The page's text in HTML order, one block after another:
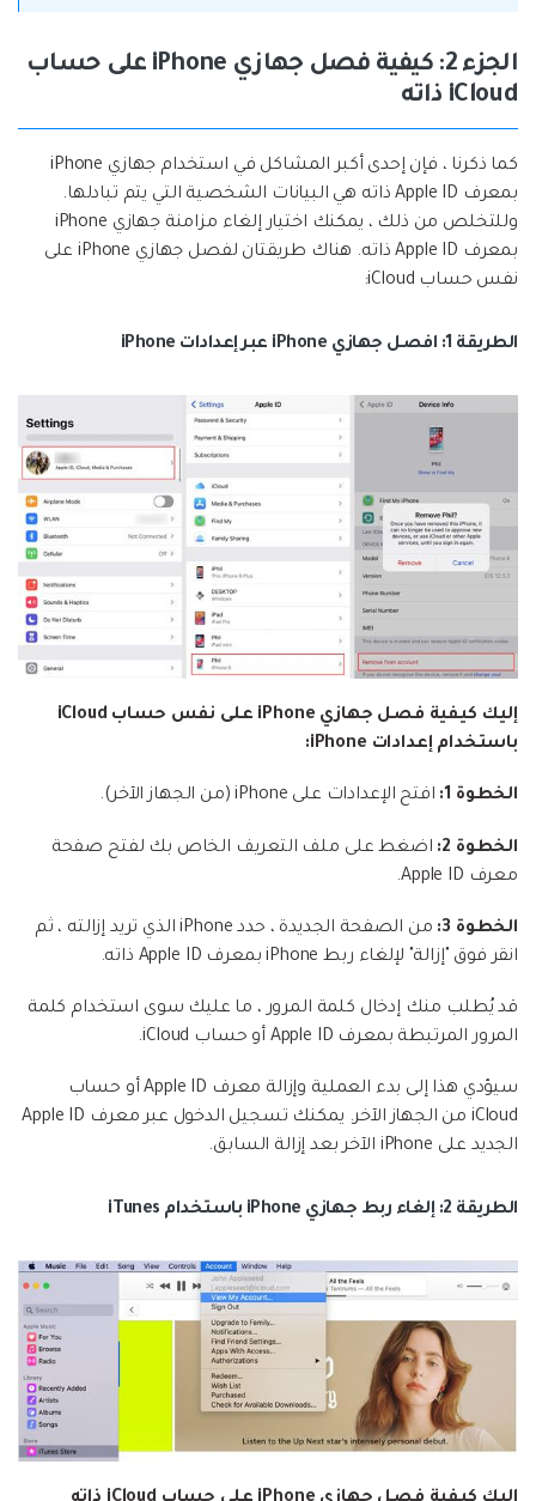
الجزء 2: كيفية فصل جهازي iPhone على حساب
iCloud ذاته
كما ذكرنا ، فإن إحدى أكبر المشاكل في استخدام جهازي iPhone
بمعرف Apple ID ذاته هي البيانات الشخصية التي يتم تبادلها.
وللتخلص من ذلك ، يمكنك اختيار إلغاء مزامنة جهازي iPhone
بمعرف Apple ID ذاته. هناك طريقتان لفصل جهازي iPhone على
نفس حساب iCloud:
الطريقة 1: افصل جهازي iPhone عبر إعدادات iPhone
إليك كيفية فصل جهازي iPhone على نفس حساب iCloud
باستخدام إعدادات iPhone:
الخطوة 1: افتح الإعدادات على iPhone (من الجهاز الآخر).
الخطوة 2:
اضغط على ملف التعريف الخاص بك لفتح صفحة
معرف Apple ID.
الخطوة 3:
من الصفحة الجديدة ، حدد iPhone الذي تريد إزالته ، ثم
انقر فوق "إزالة" لإلغاء ربط iPhone بمعرف Apple ID ذاته.
قد يُطلب منك إدخال كلمة المرور ، ما عليك سوى استخدام كلمة
المرور المرتبطة بمعرف Apple ID أو حساب iCloud.
سيؤدي هذا إلى بدء العملية وإزالة معرف Apple ID أو حساب
iCloud من الجهاز الآخر. يمكنك تسجيل الدخول عبر معرف Apple ID
الجديد على iPhone الآخر بعد إزالة السابق.
الطريقة 2: إلغاء ربط جهازي iPhone باستخدام iTunes